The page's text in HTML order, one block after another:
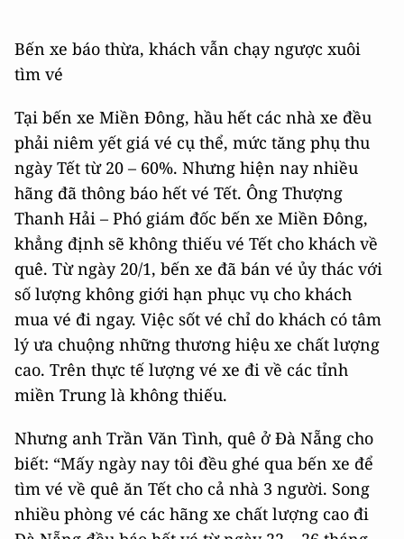
Bến xe báo thừa, khách vẫn chạy ngược xuôi
tìm vé
Tại bến xe Miền Đông, hầu hết các nhà xe đều
phải niêm yết giá vé cụ thể, mức tăng phụ thu
ngày Tết từ 20 – 60%. Nhưng hiện nay nhiều
hãng đã thông báo hết vé Tết. Ông Thượng
Thanh Hải – Phó giám đốc bến xe Miền Đông,
khẳng định sẽ không thiếu vé Tết cho khách về
quê. Từ ngày 20/1, bến xe đã bán vé ủy thác với
số lượng không giới hạn phục vụ cho khách
mua vé đi ngay. Việc sốt vé chỉ do khách có tâm
lý ưa chuộng những thương hiệu xe chất lượng
cao. Trên thực tế lượng vé xe đi về các tỉnh
miền Trung là không thiếu.
Nhưng anh Trần Văn Tình, quê ở Đà Nẵng cho
biết: “Mấy ngày nay tôi đều ghé qua bến xe để
tìm vé về quê ăn Tết cho cả nhà 3 người. Song
nhiều phòng vé các hãng xe chất lượng cao đi